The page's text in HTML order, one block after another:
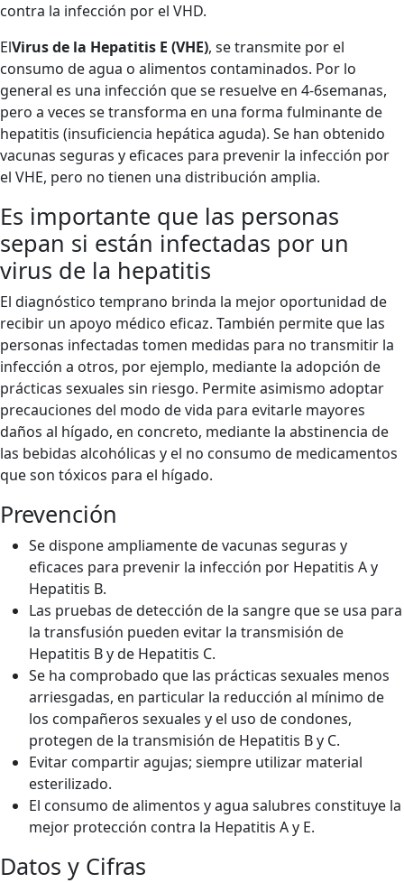
contra la infección por el VHD.
ElVirus de la Hepatitis E (VHE), se transmite por el
consumo de agua o alimentos contaminados. Por lo
general es una infección que se resuelve en 4-6semanas,
pero a veces se transforma en una forma fulminante de
hepatitis (insuficiencia hepática aguda). Se han obtenido
vacunas seguras y eficaces para prevenir la infección por
el VHE, pero no tienen una distribución amplia.
Es importante que las personas
sepan si están infectadas por un
virus de la hepatitis
El diagnóstico temprano brinda la mejor oportunidad de
recibir un apoyo médico eficaz. También permite que las
personas infectadas tomen medidas para no transmitir la
infección a otros, por ejemplo, mediante la adopción de
prácticas sexuales sin riesgo. Permite asimismo adoptar
precauciones del modo de vida para evitarle mayores
daños al hígado, en concreto, mediante la abstinencia de
las bebidas alcohólicas y el no consumo de medicamentos
que son tóxicos para el hígado.
Prevención
Se dispone ampliamente de vacunas seguras y
eficaces para prevenir la infección por Hepatitis A y
Hepatitis B.
Las pruebas de detección de la sangre que se usa para
la transfusión pueden evitar la transmisión de
Hepatitis B y de Hepatitis C.
Se ha comprobado que las prácticas sexuales menos
arriesgadas, en particular la reducción al mínimo de
los compañeros sexuales y el uso de condones,
protegen de la transmisión de Hepatitis B y C.
Evitar compartir agujas; siempre utilizar material
esterilizado.
El consumo de alimentos y agua salubres constituye la
mejor protección contra la Hepatitis A y E.
Datos y Cifras